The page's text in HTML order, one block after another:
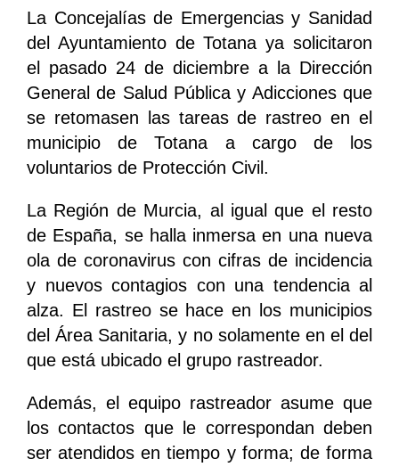
La Concejalías de Emergencias y Sanidad
del Ayuntamiento de Totana ya solicitaron
el pasado 24 de diciembre a la Dirección
General de Salud Pública y Adicciones que
se retomasen las tareas de rastreo en el
municipio de Totana a cargo de los
voluntarios de Protección Civil.
La Región de Murcia, al igual que el resto
de España, se halla inmersa en una nueva
ola de coronavirus con cifras de incidencia
y nuevos contagios con una tendencia al
alza. El rastreo se hace en los municipios
del Área Sanitaria, y no solamente en el del
que está ubicado el grupo rastreador.
Además, el equipo rastreador asume que
los contactos que le correspondan deben
ser atendidos en tiempo y forma; de forma